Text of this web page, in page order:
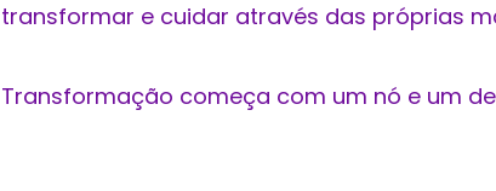
transformar e cuidar através das próprias
Transformação começa com um nó e um